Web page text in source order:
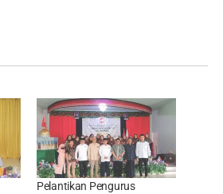
Pelantikan Pengurus